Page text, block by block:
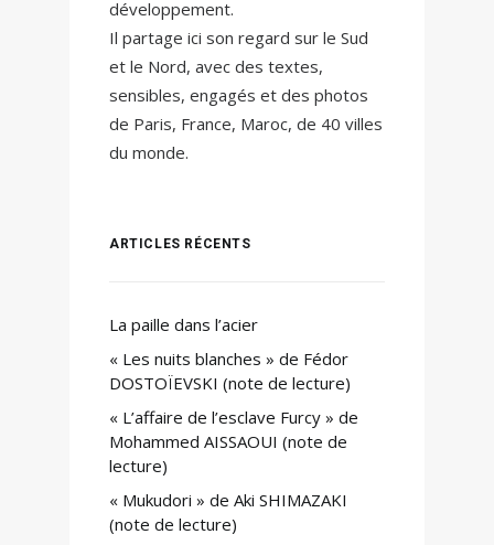
développement.
Il partage ici son regard sur le Sud
et le Nord, avec des textes,
sensibles, engagés et des photos
de Paris, France, Maroc, de 40 villes
du monde.
ARTICLES RÉCENTS
La paille dans l’acier
« Les nuits blanches » de Fédor
DOSTOÏEVSKI (note de lecture)
« L’affaire de l’esclave Furcy » de
Mohammed AISSAOUI (note de
lecture)
« Mukudori » de Aki SHIMAZAKI
(note de lecture)